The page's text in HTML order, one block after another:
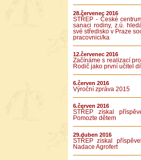
28.červenec 2016
STŘEP - České
sanaci rodiny, z.ú.
své středisko v Praze
pracovnici/ka
12.červenec 2016
Začínáme s realizací
Rodič jako první učitel
6.červen 2016
Výroční zpráva 2015
6.červen 2016
STŘEP získal
Pomozte dětem
29.duben 2016
STŘEP získal
Nadace Agrofert